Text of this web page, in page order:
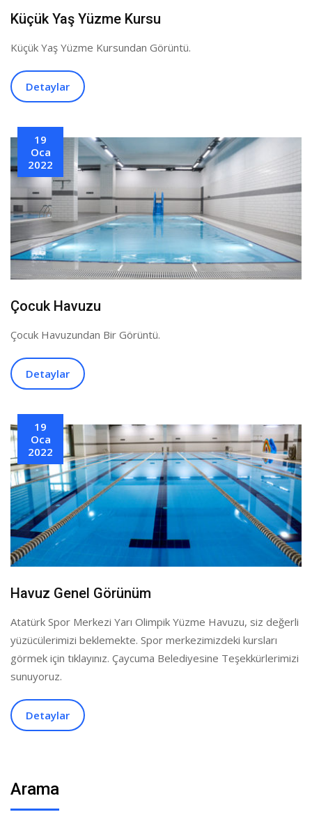
Küçük Yaş Yüzme Kursu
Küçük Yaş Yüzme Kursundan Görüntü.
Detaylar
19
Oca
2022
Çocuk Havuzu
Çocuk Havuzundan Bir Görüntü.
Detaylar
19
Oca
2022
Havuz Genel Görünüm
Atatürk Spor Merkezi Yarı Olimpik Yüzme Havuzu, siz değerli
yüzücülerimizi beklemekte. Spor merkezimizdeki kursları
görmek için tıklayınız. Çaycuma Belediyesine Teşekkürlerimizi
sunuyoruz.
Detaylar
Arama